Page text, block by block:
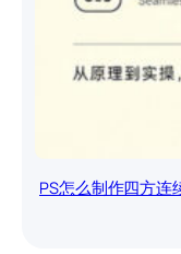
PS怎么制作四方连